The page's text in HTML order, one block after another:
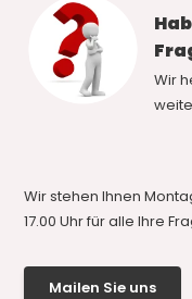
Wir
Wir stehen Ihnen
17.00 Uhr für alle Ihre
Mailen Sie uns